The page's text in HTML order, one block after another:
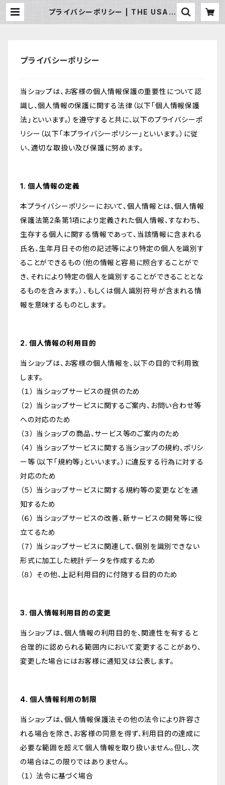
プライバシーポリシー | THE USA S
プライバシーポリシー
当ショップは、お客様の個人情報保護の重要性について認
識し、個人情報の保護に関する法律（以下「個人情報保護
法」といいます。）を遵守すると共に、以下のプライバシーポ
リシー（以下「本プライバシーポリシー」といいます。）に従
い、適切な取扱い及び保護に努めます。
1. 個人情報の定義
本プライバシーポリシーにおいて、個人情報とは、個人情報
保護法第2条第1項により定義された個人情報、すなわち、
生存する個人に関する情報であって、当該情報に含まれる
氏名、生年月日その他の記述等により特定の個人を識別す
ることができるもの（他の情報と容易に照合することがで
き、それにより特定の個人を識別することができることとな
るものを含みます。）、もしくは個人識別符号が含まれる情
報を意味するものとします。
2. 個人情報の利用目的
当ショップは、お客様の個人情報を、以下の目的で利用致
します。
（１） 当ショップサービスの提供のため
（２） 当ショップサービスに関するご案内、お問い合わせ等
への対応のため
（３） 当ショップの商品、サービス等のご案内のため
（４） 当ショップサービスに関する当ショップの規約、ポリシ
ー等（以下「規約等」といいます。）に違反する行為に対する
対応のため
（５） 当ショップサービスに関する規約等の変更などを通
知するため
（６） 当ショップサービスの改善、新サービスの開発等に役
立てるため
（７） 当ショップサービスに関連して、個別を識別できない
形式に加工した統計データを作成するため
（８） その他、上記利用目的に付随する目的のため
3. 個人情報利用目的の変更
当ショップは、個人情報の利用目的を、関連性を有すると
合理的に認められる範囲内において変更することがあり、
変更した場合にはお客様に通知又は公表します。
4. 個人情報利用の制限
当ショップは、個人情報保護法その他の法令により許容さ
れる場合を除き、お客様の同意を得ず、利用目的の達成に
必要な範囲を超えて個人情報を取り扱いません。但し、次
の場合はこの限りではありません。
（１） 法令に基づく場合